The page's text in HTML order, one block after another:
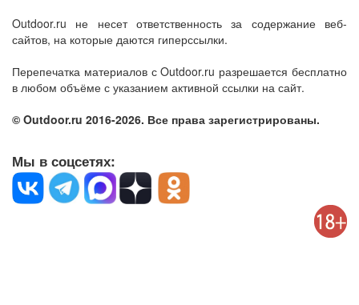
Outdoor.ru не несет ответственность за содержание веб-
сайтов, на которые даются гиперссылки.
Перепечатка материалов с Outdoor.ru разрешается бесплатно
в любом объёме с указанием активной ссылки на сайт.
© Outdoor.ru 2016-2026. Все права зарегистрированы.
Мы в соцсетях: